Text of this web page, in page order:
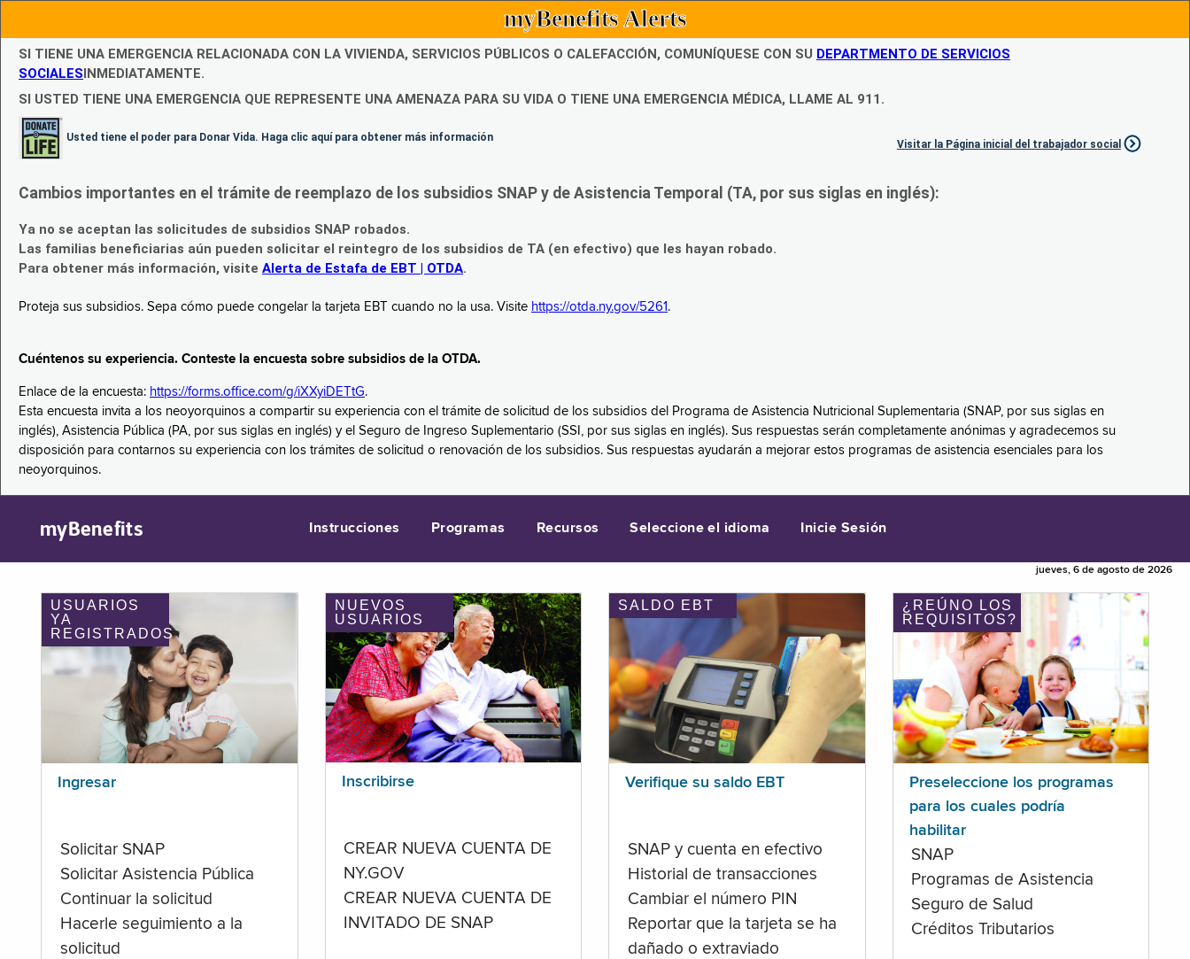
myBenefits Alerts
SI TIENE UNA EMERGENCIA RELACIONADA CON LA VIVIENDA, SERVICIOS PÚBLICOS O CALEFACCIÓN, COMUNÍQUESE CON SU DEPARTMENTO DE SERVICIOS
SOCIALESINMEDIATAMENTE.
SI USTED TIENE UNA EMERGENCIA QUE REPRESENTE UNA AMENAZA PARA SU VIDA O TIENE UNA EMERGENCIA MÉDICA, LLAME AL 911.
Usted tiene el poder para Donar Vida. Haga clic aquí para obtener más información
Visitar la Página inicial del trabajador social
Cambios importantes en el trámite de reemplazo de los subsidios SNAP y de Asistencia Temporal (TA, por sus siglas en inglés):
Ya no se aceptan las solicitudes de subsidios SNAP robados.
Las familias beneficiarias aún pueden solicitar el reintegro de los subsidios de TA (en efectivo) que les hayan robado.
Para obtener más información, visite Alerta de Estafa de EBT | OTDA.
Proteja sus subsidios. Sepa cómo puede congelar la tarjeta EBT cuando no la usa. Visite https://otda.ny.gov/5261 .
Cuéntenos su experiencia. Conteste la encuesta sobre subsidios de la OTDA.
Enlace de la encuesta: https://forms.office.com/g/iXXyiDETtG.
Esta encuesta invita a los neoyorquinos a compartir su experiencia con el trámite de solicitud de los subsidios del Programa de Asistencia Nutricional Suplementaria (SNAP, por sus siglas en
inglés), Asistencia Pública (PA, por sus siglas en inglés) y el Seguro de Ingreso Suplementario (SSI, por sus siglas en inglés). Sus respuestas serán completamente anónimas y agradecemos su
disposición para contarnos su experiencia con los trámites de solicitud o renovación de los subsidios. Sus respuestas ayudarán a mejorar estos programas de asistencia esenciales para los
neoyorquinos.
myBenefits Instrucciones Programas Recursos Seleccione el idioma Inicie Sesión
jueves, 6 de agosto de 2026
USUARIOS
YA
REGISTRADOS
Ingresar
Solicitar SNAP
Solicitar Asistencia Pública
Continuar la solicitud
Hacerle seguimiento a la
solicitud
NUEVOS
USUARIOS
Inscribirse
CREAR NUEVA CUENTA DE
NY.GOV
CREAR NUEVA CUENTA DE
INVITADO DE SNAP
SALDO EBT
Verifique su saldo EBT
SNAP y cuenta en efectivo
Historial de transacciones
Cambiar el número PIN
Reportar que la tarjeta se ha
dañado o extraviado
¿REÚNO LOS
REQUISITOS?
Preseleccione los programas
para los cuales podría
habilitar
SNAP
Programas de Asistencia
Seguro de Salud
Créditos Tributarios